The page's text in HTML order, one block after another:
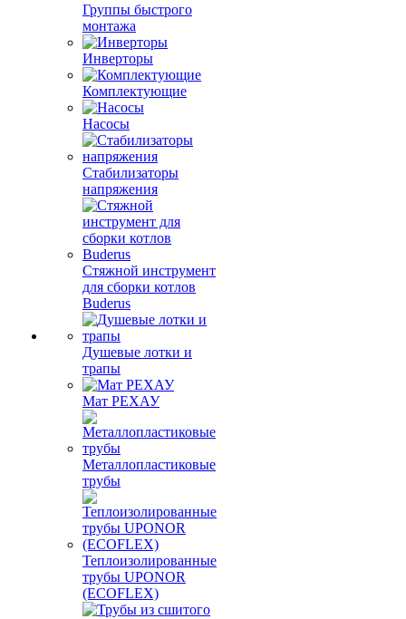
Группы быстрого
монтажа
Инверторы
Комплектующие
Насосы
Стабилизаторы
напряжения
Стяжной инструмент
для сборки котлов
Buderus
Душевые лотки и
трапы
Мат РЕХАУ
Металлопластиковые
трубы
Теплоизолированные
трубы UPONOR
(ECOFLEX)